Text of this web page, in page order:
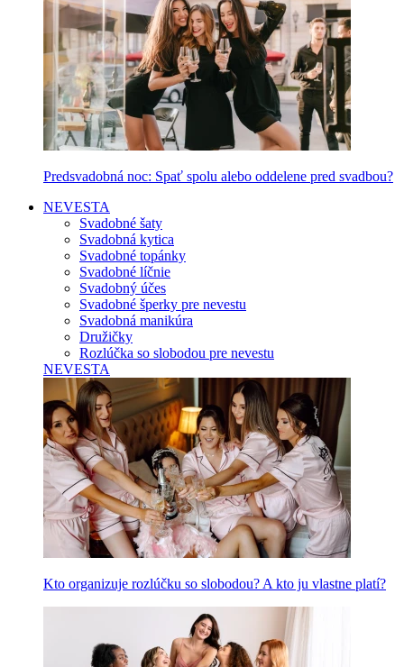
Predsvadobná noc: Spať spolu alebo oddelene pred svadbou?
NEVESTA
Svadobné šaty
Svadobná kytica
Svadobné topánky
Svadobné líčnie
Svadobný účes
Svadobné šperky pre nevestu
Svadobná manikúra
Družičky
Rozlúčka so slobodou pre nevestu
NEVESTA
Kto organizuje rozlúčku so slobodou? A kto ju vlastne platí?